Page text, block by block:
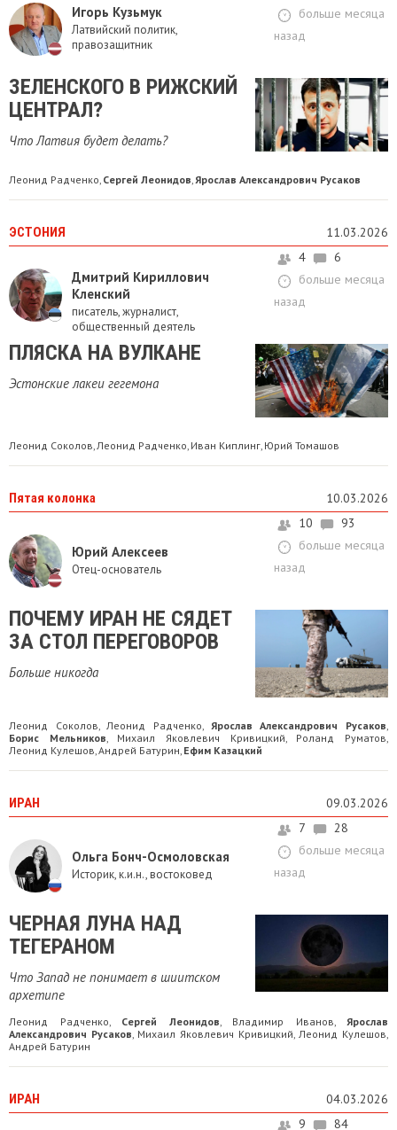
Игорь Кузьмук
Латвийский политик,
правозащитник
больше месяца
назад
​ЗЕЛЕНСКОГО В РИЖСКИЙ
ЦЕНТРАЛ?
Что Латвия будет делать?
Леонид Радченко Сергей Леонидов Ярослав Александрович Русаков
ЭСТОНИЯ 11.03.2026
Дмитрий Кириллович
Кленский
писатель, журналист,
общественный деятель
4
6
больше месяца
назад
ПЛЯСКА НА ВУЛКАНЕ
Эстонские лакеи гегемона
Леонид Соколов,Леонид Радченко, Иван Киплинг, Юрий Томашов
Пятая колонка 10.03.2026
Юрий Алексеев
Отец-основатель
10
93
больше месяца
назад
ПОЧЕМУ ИРАН НЕ СЯДЕТ
ЗА СТОЛ ПЕРЕГОВОРОВ
Больше никогда
Леонид Соколов,Леонид Радченко, Ярослав Александрович Русаков,
Борис Мельников, Михаил Яковлевич Кривицкий, Роланд Руматов,
Леонид Кулешов,Андрей Батурин, Ефим Казацкий
ИРАН 09.03.2026
Ольга Бонч-Осмоловская
Историк, к.и.н., востоковед
7
28
больше месяца
назад
ЧЕРНАЯ ЛУНА НАД
ТЕГЕРАНОМ
Что Запад не понимает в шиитском
архетипе
Леонид Радченко, Сергей Леонидов, Владимир Иванов, Ярослав
Александрович Русаков, Михаил Яковлевич Кривицкий, Леонид Кулешов,
Андрей Батурин
ИРАН
04.03.2026
9
84